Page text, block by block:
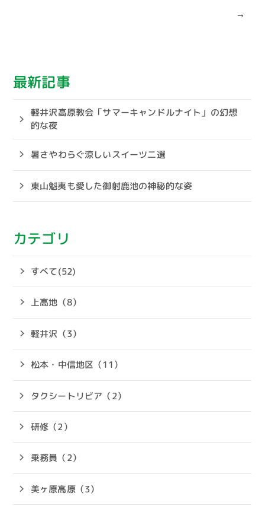
最新記事
軽井沢高原教会「サマーキャンドルナイト」の幻想
的な夜
暑さやわらぐ涼しいスイーツ二選
東山魁夷も愛した御射鹿池の神秘的な姿
カテゴリ
すべて(52)
上高地（8）
軽井沢（3）
松本・中信地区（11）
タクシートリビア（2）
研修（2）
乗務員（2）
美ヶ原高原（3）